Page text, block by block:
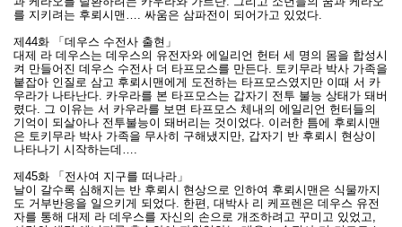
를 지키려는 후뢰시맨…. 싸움은 삼파전이 되어가고 있었다.
제44화 「데우스 수전사 출현」
대제 라 데우스는 데우스의 유전자와 에일리언 헌터 세 명의 몸을 합성시
켜 만들어진 데우스 수전사 더 타프모스를 만든다. 토키무라 박사 가족을
붙잡아 인질로 삼고 후뢰시맨에게 도전하는 타프모스였지만 이때 서 카
우라가 나타난다. 카우라를 본 타프모스는 갑자기 전투 불능 상태가 돼버
렸다. 그 이유는 서 카우라를 보면 타프모스 체내의 에일리언 헌터들의
기억이 되살아나 전투불능이 돼버리는 것이었다. 이러한 틈에 후뢰시맨
은 토키무라 박사 가족을 무사히 구해냈지만, 갑자기 반 후뢰시 현상이
나타나기 시작하는데….
제45화 「전사여 지구를 떠나라」
날이 갈수록 심해지는 반 후뢰시 현상으로 인하여 후뢰시맨은 식물까지
도 거부반응을 일으키게 되었다. 한편, 대박사 리 케프렌은 데우스 유전
자를 통해 대제 라 데우스를 자신의 손으로 개조하려고 꾸미고 있었고,